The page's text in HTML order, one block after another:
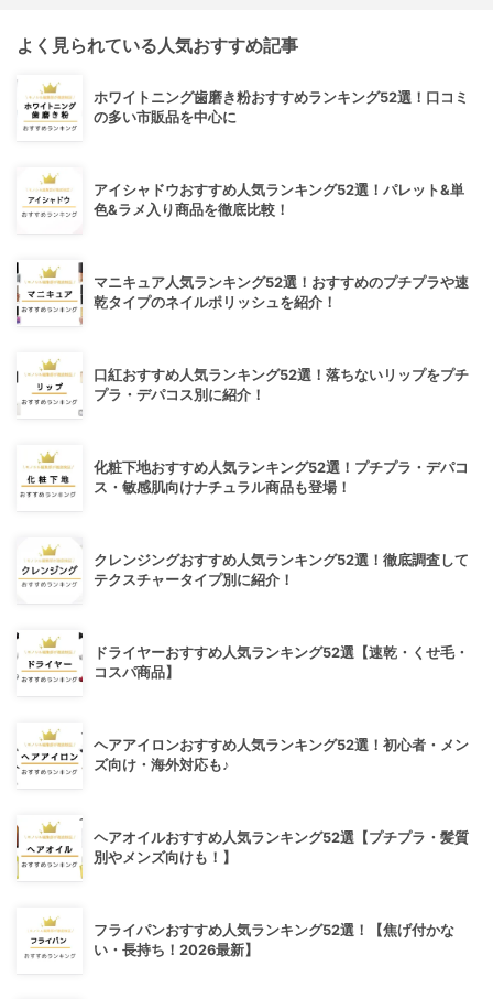
よく見られている人気おすすめ記事
ホワイトニング歯磨き粉おすすめランキング52選！口コミ
の多い市販品を中心に
アイシャドウおすすめ人気ランキング52選！パレット&単
色&ラメ入り商品を徹底比較！
マニキュア人気ランキング52選！おすすめのプチプラや速
乾タイプのネイルポリッシュを紹介！
口紅おすすめ人気ランキング52選！落ちないリップをプチ
プラ・デパコス別に紹介！
化粧下地おすすめ人気ランキング52選！プチプラ・デパコ
ス・敏感肌向けナチュラル商品も登場！
クレンジングおすすめ人気ランキング52選！徹底調査して
テクスチャータイプ別に紹介！
ドライヤーおすすめ人気ランキング52選【速乾・くせ毛・
コスパ商品】
ヘアアイロンおすすめ人気ランキング52選！初心者・メン
ズ向け・海外対応も♪
ヘアオイルおすすめ人気ランキング52選【プチプラ・髪質
別やメンズ向けも！】
フライパンおすすめ人気ランキング52選！【焦げ付かな
い・長持ち！2026最新】